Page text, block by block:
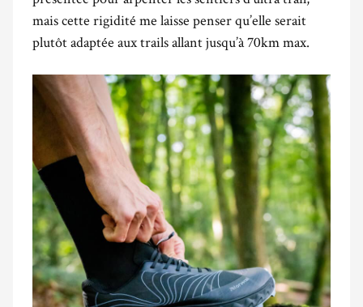
mais cette rigidité me laisse penser qu’elle serait
plutôt adaptée aux trails allant jusqu’à 70km max.